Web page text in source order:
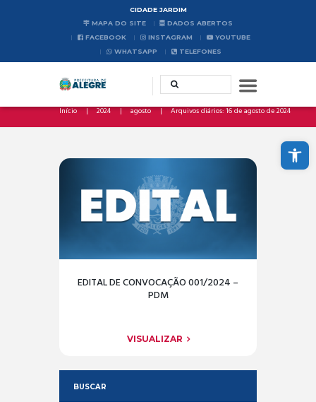
Abrir a barra de ferramentas
CIDADE JARDIM
MAPA DO SITE
DADOS ABERTOS
FACEBOOK
INSTAGRAM
YOUTUBE
WHATSAPP
TELEFONES
Início 2024 agosto Arquivos diários: 16 de agosto de 2024
EDITAL DE CONVOCAÇÃO 001/2024 –
PDM
VISUALIZAR
BUSCAR